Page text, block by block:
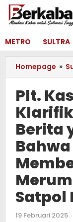
Lewati
konten
METRO
SULTRA
Homepage »
Plt.
Berita
Satpol
19 Februari 2025